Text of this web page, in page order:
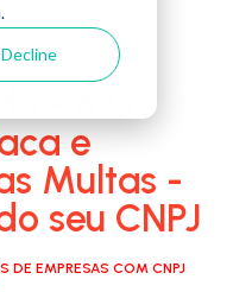
Decline
e
Multas -
seu CNPJ
DE EMPRESAS COM CNPJ